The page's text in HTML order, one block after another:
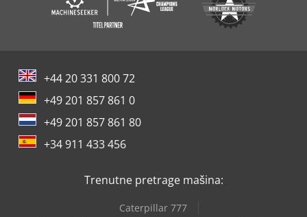
+44 20 331 800 72
+49 201 857 861 0
+49 201 857 861 80
+34 911 433 456
Trenutne pretrage mašina:
Caterpillar 777